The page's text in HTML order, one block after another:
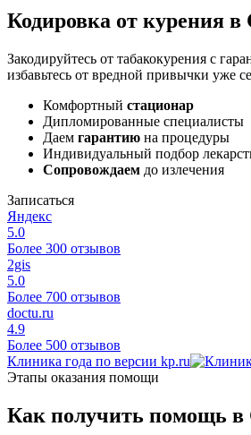
Кодировка от курения в
Закодируйтесь от табакокурения с
избавьтесь от вредной привычки уже
Комфортный стационар
Дипломированные специалисты
Даем гарантию на процедуры
Индивидуальный подбор
Сопровождаем до излечения
Записаться
Яндекс
5.0
Более 300 отзывов
2gis
5.0
Более 700 отзывов
doctu.ru
4.9
Более 500 отзывов
Клиника года по версии kp.ru
Этапы оказания помощи
Как получить помощь в